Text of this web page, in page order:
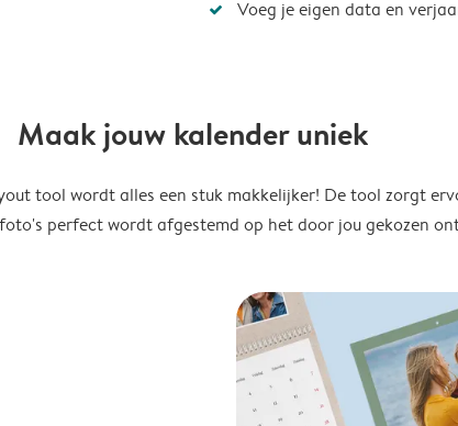
Voeg je eigen data en
Maak jouw kalender uniek
tool wordt alles een stuk makkelijker! De tool zorgt
perfect wordt afgestemd op het door jou gekozen